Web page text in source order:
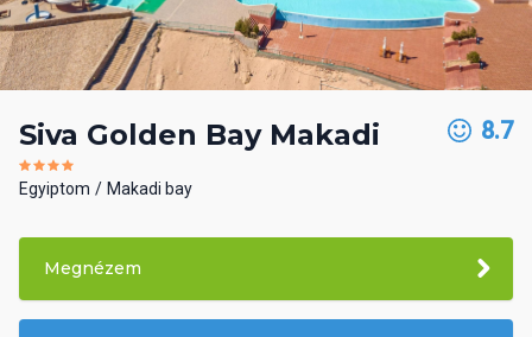
Siva Golden Bay Makadi
Egyiptom Makadi bay
8.7
Megnézem